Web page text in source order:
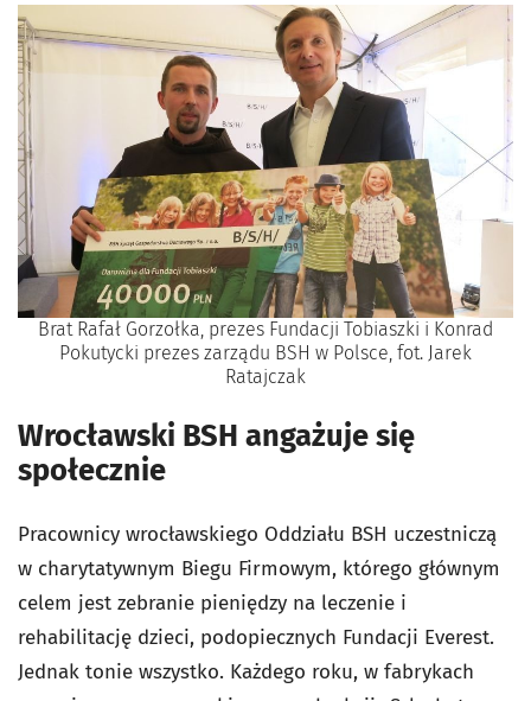
Brat Rafał Gorzołka, prezes Fundacji Tobiaszki i Konrad
Pokutycki prezes zarządu BSH w Polsce, fot. Jarek
Ratajczak
Wrocławski BSH angażuje się
społecznie
Pracownicy wrocławskiego Oddziału BSH uczestniczą
w charytatywnym Biegu Firmowym, którego głównym
celem jest zebranie pieniędzy na leczenie i
rehabilitację dzieci, podopiecznych Fundacji Everest.
Jednak tonie wszystko. Każdego roku, w fabrykach